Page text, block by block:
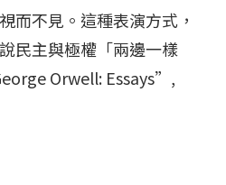
而不見。這種表演方式，
民主與極權「兩邊一樣
Orwell: Essays”,